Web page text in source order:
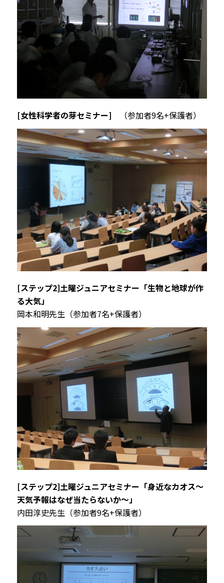
[女性科学者の芽セミナー] （参加者9名+保護者）
[ステップ2]土曜ジュニアセミナー「生物と地球が作
る大気」
岡本和明先生（参加者7名+保護者）
[ステップ2]土曜ジュニアセミナー「身近なカオス～
天気予報はなぜ当たらないか～」
内田淳史先生（参加者9名+保護者）